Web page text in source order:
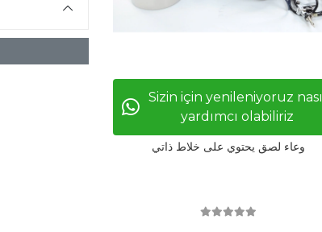
Sizin için yenileniyoruz nasıl
yardımcı olabiliriz
وعاء لصق يحتوي على خلاط ذاتي